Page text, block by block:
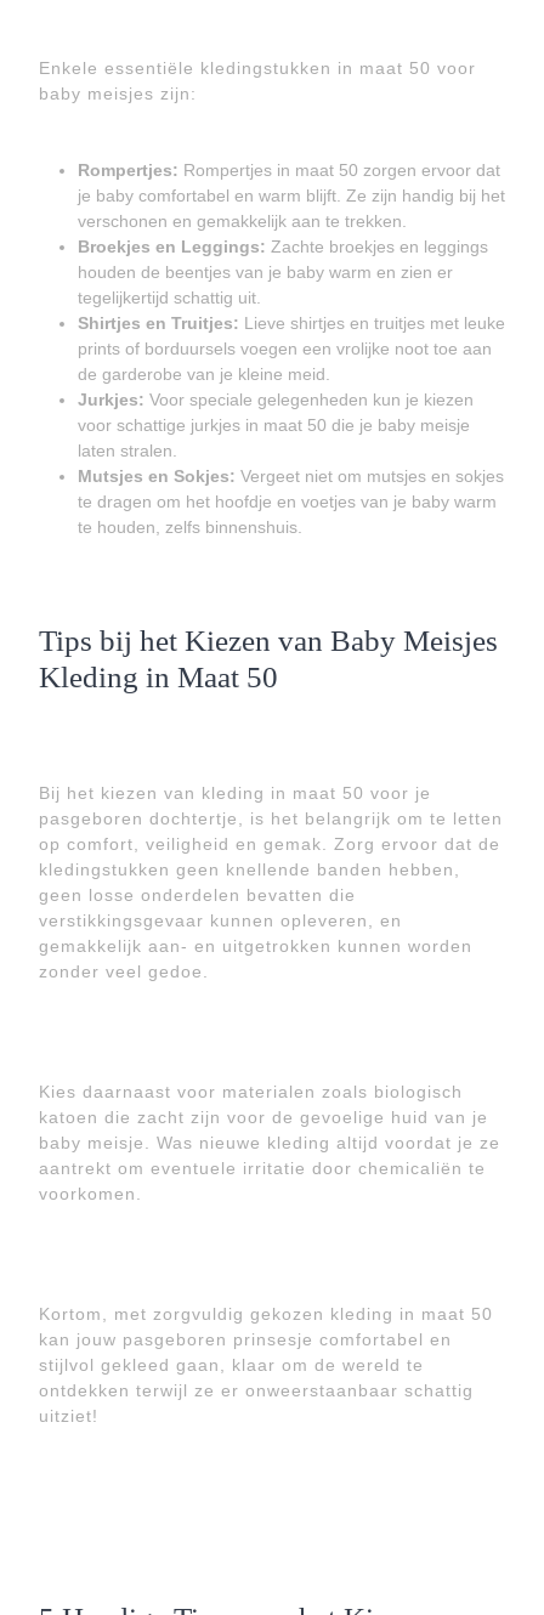
Enkele essentiële kledingstukken in maat 50 voor
baby meisjes zijn:
Rompertjes: Rompertjes in maat 50 zorgen ervoor dat
je baby comfortabel en warm blijft. Ze zijn handig bij het
verschonen en gemakkelijk aan te trekken.
Broekjes en Leggings: Zachte broekjes en leggings
houden de beentjes van je baby warm en zien er
tegelijkertijd schattig uit.
Shirtjes en Truitjes: Lieve shirtjes en truitjes met leuke
prints of borduursels voegen een vrolijke noot toe aan
de garderobe van je kleine meid.
Jurkjes: Voor speciale gelegenheden kun je kiezen
voor schattige jurkjes in maat 50 die je baby meisje
laten stralen.
Mutsjes en Sokjes: Vergeet niet om mutsjes en sokjes
te dragen om het hoofdje en voetjes van je baby warm
te houden, zelfs binnenshuis.
Tips bij het Kiezen van Baby Meisjes
Kleding in Maat 50
Bij het kiezen van kleding in maat 50 voor je
pasgeboren dochtertje, is het belangrijk om te letten
op comfort, veiligheid en gemak. Zorg ervoor dat de
kledingstukken geen knellende banden hebben,
geen losse onderdelen bevatten die
verstikkingsgevaar kunnen opleveren, en
gemakkelijk aan- en uitgetrokken kunnen worden
zonder veel gedoe.
Kies daarnaast voor materialen zoals biologisch
katoen die zacht zijn voor de gevoelige huid van je
baby meisje. Was nieuwe kleding altijd voordat je ze
aantrekt om eventuele irritatie door chemicaliën te
voorkomen.
Kortom, met zorgvuldig gekozen kleding in maat 50
kan jouw pasgeboren prinsesje comfortabel en
stijlvol gekleed gaan, klaar om de wereld te
ontdekken terwijl ze er onweerstaanbaar schattig
uitziet!